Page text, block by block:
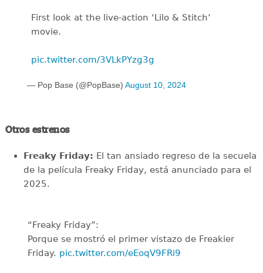
First look at the live-action ‘Lilo & Stitch’
movie.
pic.twitter.com/3VLkPYzg3g
— Pop Base (@PopBase) August 10, 2024
Otros estrenos
Freaky Friday: El tan ansiado regreso de la secuela
de la película Freaky Friday, está anunciado para el
2025.
“Freaky Friday”:
Porque se mostró el primer vistazo de Freakier
Friday. pic.twitter.com/eEoqV9FRi9